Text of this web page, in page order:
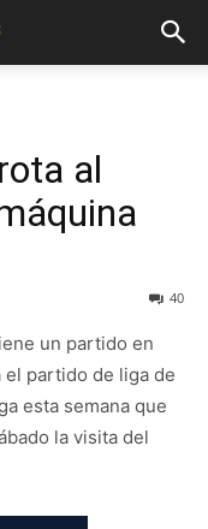
al
40
un partido en
el partido de liga de
esta semana que
la visita del